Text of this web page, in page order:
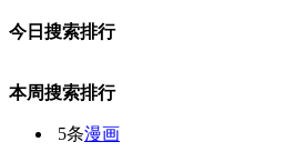
今日搜索排行
本周搜索排行
5条漫画